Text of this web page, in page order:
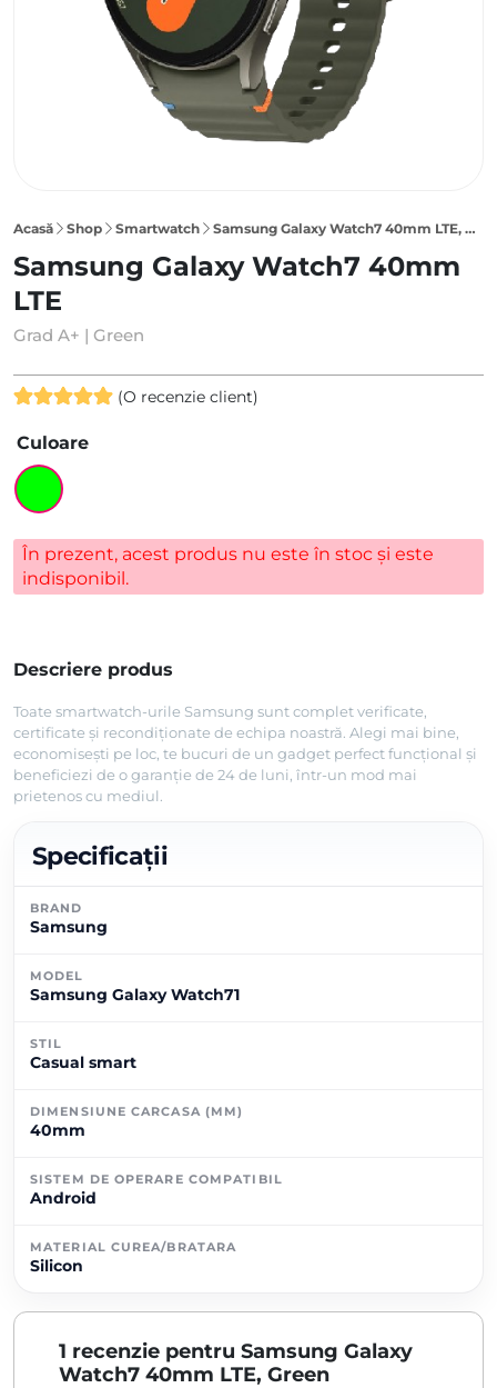
Acasă Shop Smartwatch Samsung Galaxy Watch7 40mm LTE, Green
Samsung Galaxy Watch7 40mm
LTE
Grad A+ | Green
5.00din 5
pe baza
unei singure
evaluări
(O recenzie client)
Culoare
În prezent, acest produs nu este în stoc și este
indisponibil.
Descriere produs
Toate smartwatch-urile Samsung sunt complet verificate,
certificate și recondiționate de echipa noastră. Alegi mai bine,
economisești pe loc, te bucuri de un gadget perfect funcțional și
beneficiezi de o garanție de 24 de luni, într-un mod mai
prietenos cu mediul.
Specificații
BRAND
Samsung
MODEL
Samsung Galaxy Watch71
STIL
Casual smart
DIMENSIUNE CARCASA (MM)
40mm
SISTEM DE OPERARE COMPATIBIL
Android
MATERIAL CUREA/BRATARA
Silicon
1 recenzie pentru Samsung Galaxy
Watch7 40mm LTE, Green